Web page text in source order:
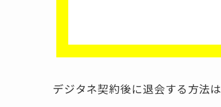
デジタネ契約後に退会する方法は